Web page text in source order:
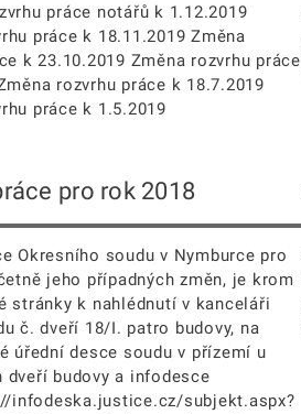
práce notářů k 1.12.2019
práce k 18.11.2019 Změna
k 23.10.2019 Změna rozvrhu práce
rozvrhu práce k 18.7.2019
práce k 1.5.2019
pro rok 2018
Okresního soudu v Nymburce pro
jeho případných změn, je krom
stránky k nahlédnutí v kanceláři
č. dveří 18/I. patro budovy, na
úřední desce soudu v přízemí u
dveří budovy a infodesce
infodeska.justice.cz/subjekt.aspx?